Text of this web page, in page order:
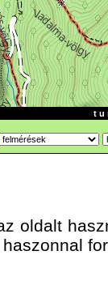
t u
oldalt